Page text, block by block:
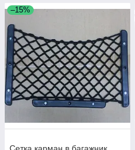
–15%
Сетка карман в багажник